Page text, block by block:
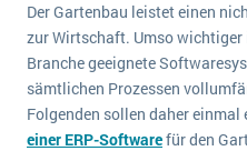
Der Gartenbau leistet einen
zur Wirtschaft. Umso wichtiger
Branche geeignete
sämtlichen Prozessen
Folgenden sollen daher einmal
einer ERP-Softwarefür den